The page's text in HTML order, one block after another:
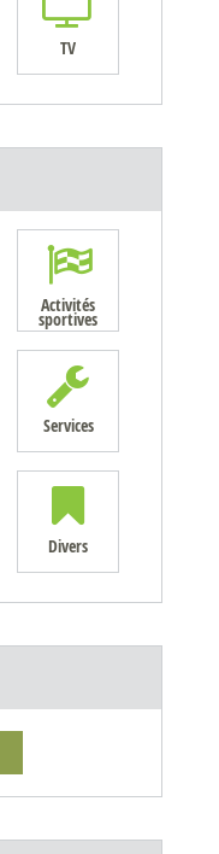
TV
Activités
sportives
Services
Divers